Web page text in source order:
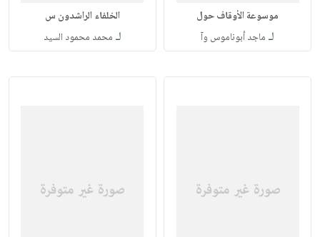
موسوعة الأوقاف حول
لـ ماجد أبوناموس وآ
الخلفاء الراشدون س
لـ محمد محمود السيد